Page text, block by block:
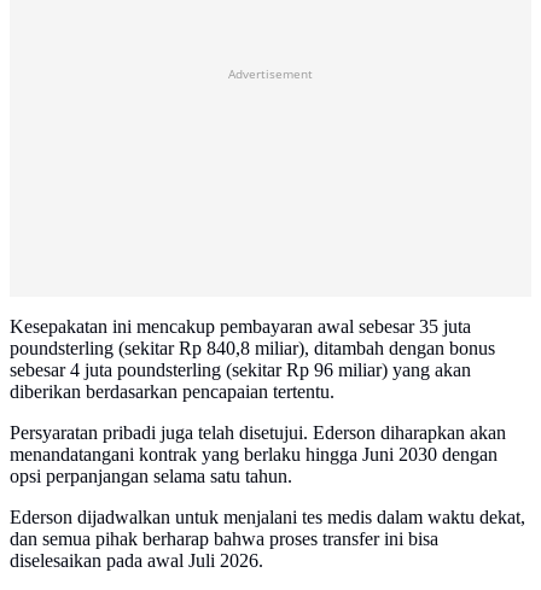
Advertisement
Kesepakatan ini mencakup pembayaran awal sebesar 35 juta
poundsterling (sekitar Rp 840,8 miliar), ditambah dengan bonus
sebesar 4 juta poundsterling (sekitar Rp 96 miliar) yang akan
diberikan berdasarkan pencapaian tertentu.
Persyaratan pribadi juga telah disetujui. Ederson diharapkan akan
menandatangani kontrak yang berlaku hingga Juni 2030 dengan
opsi perpanjangan selama satu tahun.
Ederson dijadwalkan untuk menjalani tes medis dalam waktu dekat,
dan semua pihak berharap bahwa proses transfer ini bisa
diselesaikan pada awal Juli 2026.